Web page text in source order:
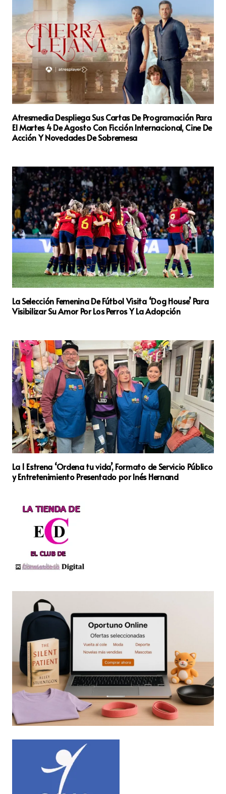
Atresmedia Despliega Sus Cartas De Programación Para
El Martes 4 De Agosto Con Ficción Internacional, Cine De
Acción Y Novedades De Sobremesa
La Selección Femenina De Fútbol Visita ‘Dog House’ Para
Visibilizar Su Amor Por Los Perros Y La Adopción
La 1 Estrena ‘Ordena tu vida’, Formato de Servicio Público
y Entretenimiento Presentado por Inés Hernand